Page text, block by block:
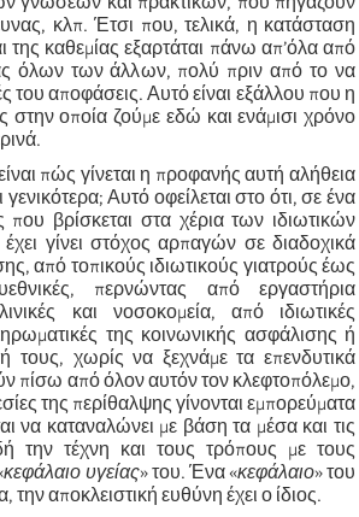
κλπ. Έτσι που, τελικά, η κατάσταση
της καθεμίας εξαρτάται πάνω απ’όλα από
όλων των άλλων, πολύ πριν από το να
του αποφάσεις. Αυτό είναι εξάλλου που η
στην οποία ζούμε εδώ και ενάμισι χρόνο
πώς γίνεται η προφανής αυτή αλήθεια
γενικότερα; Αυτό οφείλεται στο ότι, σε ένα
βρίσκεται στα χέρια των ιδιωτικών
έχει γίνει στόχος αρπαγών σε διαδοχικά
από τοπικούς ιδιωτικούς γιατρούς έως
περνώντας από εργαστήρια
και νοσοκομεία, από ιδιωτικές
της κοινωνικής ασφάλισης ή
τους, χωρίς να ξεχνάμε τα επενδυτικά
πίσω από όλοναυτόντον κλεφτοπόλεμο,
της περίθαλψης γίνονται εμπορεύματα
να καταναλώνει με βάση τα μέσα και τις
την τέχνη και τους τρόπους με τους
κεφάλαιο υγείας»του. Ένα«κεφάλαιο»του
την αποκλειστική ευθύνη έχει ο ίδιος.